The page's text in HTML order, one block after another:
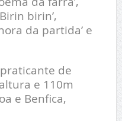
birin’,
da partida’ e
de
e 110m
e Benfica,